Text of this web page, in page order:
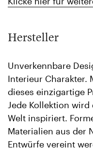
Hersteller
Unverkennbare
Interieur Charakter.
dieses einzigartige
Jede Kollektion
Welt inspiriert.
Materialien aus der
Entwürfe vereint